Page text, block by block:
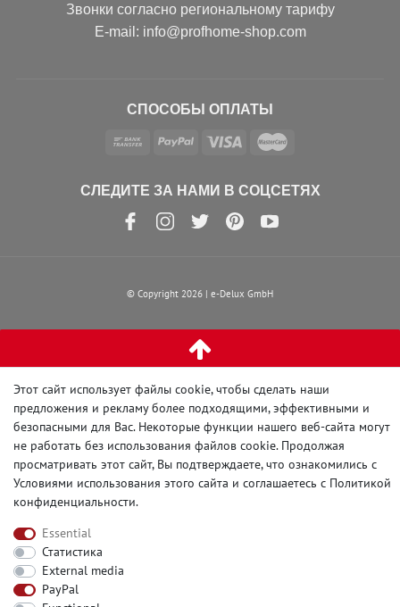
Звонки согласно региональному тарифу
Е-mail: info@profhome-shop.com
СПОСОБЫ ОПЛАТЫ
СЛЕДИТЕ ЗА НАМИ В СОЦСЕТЯХ
© Copyright 2026 | e-Delux GmbH
Этот сайт использует файлы cookie, чтобы сделать наши
предложения и рекламу более подходящими, эффективными и
безопасными для Вас. Некоторые функции нашего веб-сайта могут
не работать без использования файлов cookie. Продолжая
просматривать этот сайт, Вы подтверждаете, что ознакомились с
Условиями использования этого сайта и соглашаетесь с Политикой
конфиденциальности.
Essential
Статистика
External media
PayPal